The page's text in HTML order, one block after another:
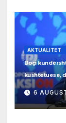
AKTUALITET
Boçi
kushtetuese,
6